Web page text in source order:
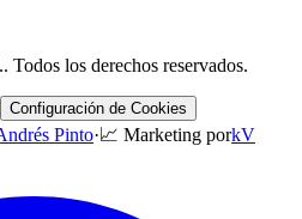
. Todos los derechos reservados.
Configuración de Cookies
Pinto·📈 Marketing porkV